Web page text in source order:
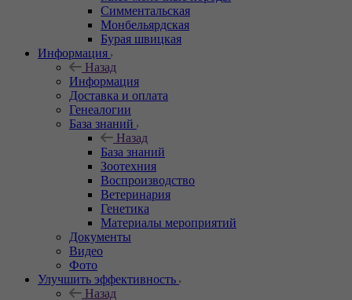
Симментальская
Монбельярдская
Бурая швицкая
Информация
Назад
Информация
Доставка и оплата
Генеалогии
База знаний
Назад
База знаний
Зоотехния
Воспроизводство
Ветеринария
Генетика
Материалы мероприятий
Документы
Видео
Фото
Улучшить эффективность
Назад